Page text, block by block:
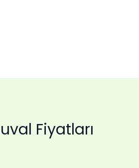
Fiyatları